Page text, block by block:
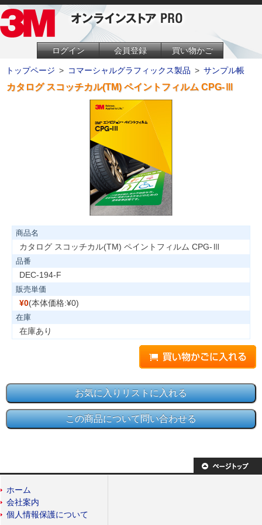
ログイン 会員登録 買い物かご
トップページ > コマーシャルグラフィックス製品 > サンプル帳
カタログ スコッチカル(TM) ペイントフィルム CPG-Ⅲ
商品名
カタログ スコッチカル(TM) ペイントフィルム CPG-Ⅲ
品番
DEC-194-F
販売単価
¥0(本体価格:¥0)
在庫
在庫あり
ホーム
会社案内
個人情報保護について